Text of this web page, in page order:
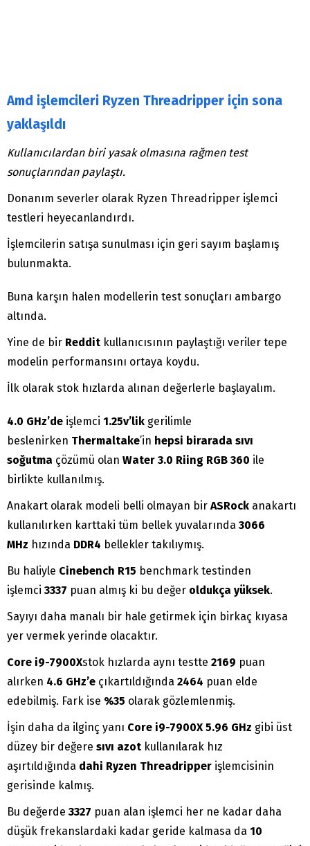
Amd işlemcileri Ryzen Threadripper için sona
yaklaşıldı
Kullanıcılardan biri yasak olmasına rağmen test
sonuçlarından paylaştı.
Donanım severler olarak Ryzen Threadripper işlemci
testleri heyecanlandırdı.
İşlemcilerin satışa sunulması için geri sayım başlamış
bulunmakta.
Buna karşın halen modellerin test sonuçları ambargo
altında.
Yine de bir Reddit kullanıcısının paylaştığı veriler tepe
modelin performansını ortaya koydu.
İlk olarak stok hızlarda alınan değerlerle başlayalım.
4.0 GHz’de işlemci 1.25v’lik gerilimle
beslenirken Thermaltake’in hepsi birarada sıvı
soğutma çözümü olan Water 3.0 Riing RGB 360 ile
birlikte kullanılmış.
Anakart olarak modeli belli olmayan bir ASRock anakartı
kullanılırken karttaki tüm bellek yuvalarında 3066
MHz hızında DDR4 bellekler takılıymış.
Bu haliyle Cinebench R15 benchmark testinden
işlemci 3337 puan almış ki bu değer oldukça yüksek.
Sayıyı daha manalı bir hale getirmek için birkaç kıyasa
yer vermek yerinde olacaktır.
Core i9-7900Xstok hızlarda aynı testte 2169 puan
alırken 4.6 GHz’e çıkartıldığında 2464 puan elde
edebilmiş. Fark ise %35 olarak gözlemlenmiş.
İşin daha da ilginç yanı Core i9-7900X 5.96 GHz gibi üst
düzey bir değere sıvı azot kullanılarak hız
aşırtıldığında dahi Ryzen Threadripper işlemcisinin
gerisinde kalmış.
Bu değerde 3327 puan alan işlemci her ne kadar daha
düşük frekanslardaki kadar geride kalmasa da 10